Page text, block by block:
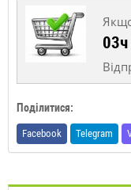
Поділитися:
Facebook Telegram